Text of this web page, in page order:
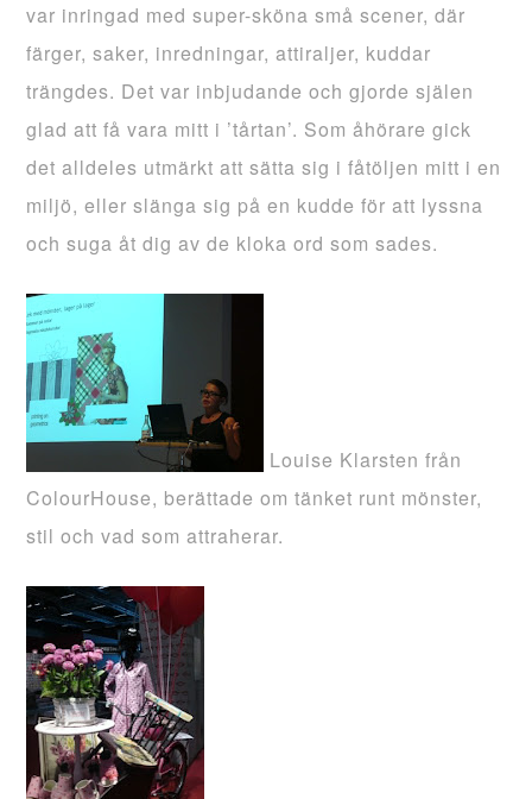
var inringad med super-sköna små scener, där
färger, saker, inredningar, attiraljer, kuddar
trängdes. Det var inbjudande och gjorde själen
glad att få vara mitt i ’tårtan’. Som åhörare gick
det alldeles utmärkt att sätta sig ifåtöljen mitt i en
miljö, eller slänga sig på en kudde för att lyssna
och suga åt dig av de kloka ord som sades.
Louise Klarsten från
ColourHouse, berättade omtänket runt mönster,
stil och vad som attraherar.